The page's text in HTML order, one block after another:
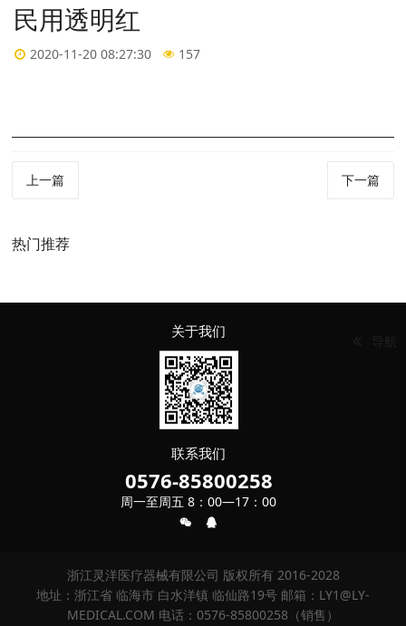
民用透明红
2020-11-20 08:27:30 157
上一篇 下一篇
热门推荐
关于我们
联系我们
0576-85800258
周一至周五 8：00—17：00
浙江灵洋医疗器械有限公司 版权所有 2016-2028
地址：浙江省 临海市 白水洋镇 临仙路19号 邮箱：LY1@LY-
MEDICAL.COM 电话：0576-85800258（销售）